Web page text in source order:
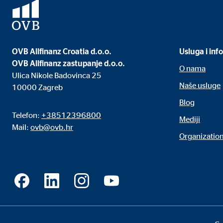
OVB Allfinanz Croatia d.o.o.
OVB Allfinanz zastupanje d.o.o.
Ulica Nikole Badovinca 25
10000 Zagreb
Telefon: +38512396800
Mail: ovb@ovb.hr
Usluga i
O nama
Naše usluge
Blog
Mediji
Svrha: ad
Trajanje kolačića:
Sadržaj platformi s video zapisima i kartama
ručni pristanak.
Naziv:
Ponuđač: